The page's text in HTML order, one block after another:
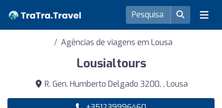
Agências de viagens em Lousa
Lousialtours
R. Gen. Humberto Delgado 3200, , Lousa